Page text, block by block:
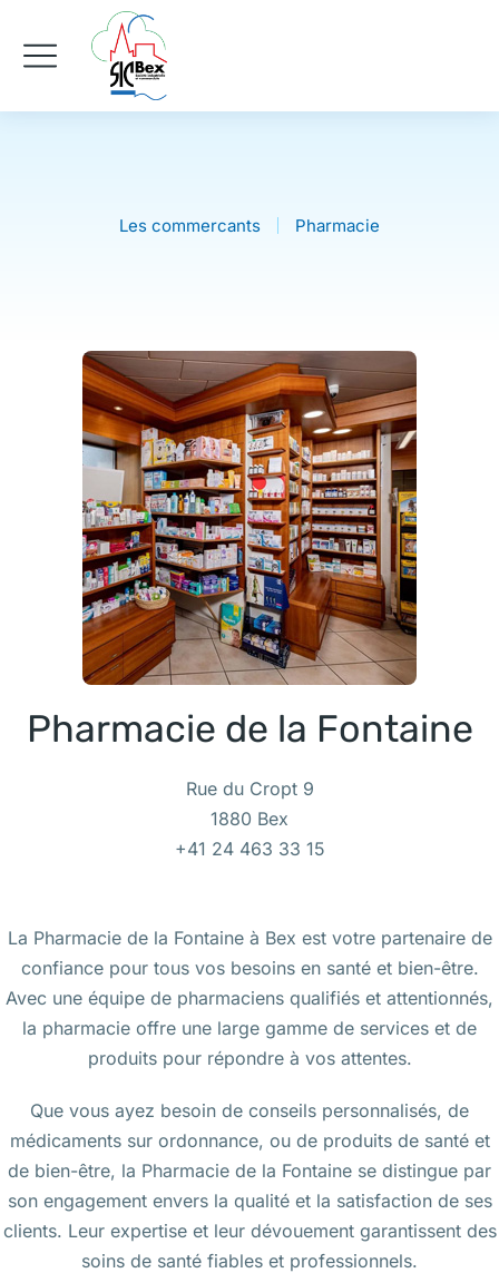
Les commercants Pharmacie
Pharmacie de la Fontaine
Rue du Cropt 9
1880 Bex
+41 24 463 33 15
La Pharmacie de la Fontaine à Bex est votre partenaire de
confiance pour tous vos besoins en santé et bien-être.
Avec une équipe de pharmaciens qualifiés et attentionnés,
la pharmacie offre une large gamme de services et de
produits pour répondre à vos attentes.
Que vous ayez besoin de conseils personnalisés, de
médicaments sur ordonnance, ou de produits de santé et
de bien-être, la Pharmacie de la Fontaine se distingue par
son engagement envers la qualité et la satisfaction de ses
clients. Leur expertise et leur dévouement garantissent des
soins de santé fiables et professionnels.